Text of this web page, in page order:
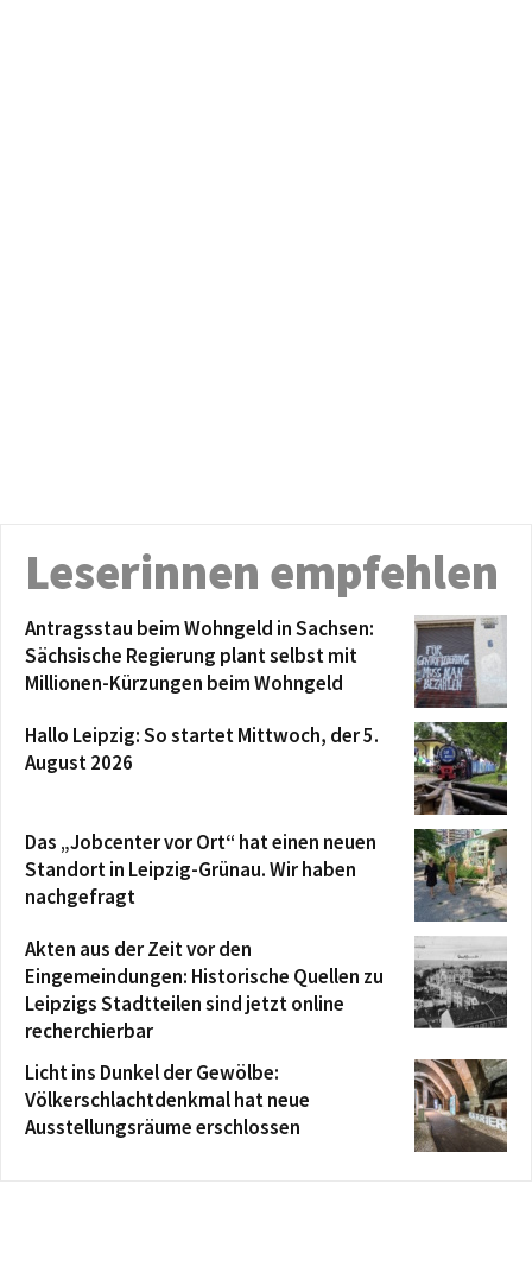
Leserinnen empfehlen
Antragsstau beim Wohngeld in Sachsen:
Sächsische Regierung plant selbst mit
Millionen-Kürzungen beim Wohngeld
Hallo Leipzig: So startet Mittwoch, der 5.
August 2026
Das „Jobcenter vor Ort“ hat einen neuen
Standort in Leipzig-Grünau. Wir haben
nachgefragt
Akten aus der Zeit vor den
Eingemeindungen: Historische Quellen zu
Leipzigs Stadtteilen sind jetzt online
recherchierbar
Licht ins Dunkel der Gewölbe:
Völkerschlachtdenkmal hat neue
Ausstellungsräume erschlossen